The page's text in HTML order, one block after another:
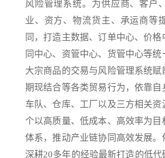
风险管理系统。为供应商、客户
业、资方、物流货主、承运商等
同，打造主数据、订单中心、价
同中心、资管中心、货管中心等
大宗商品的交易与风险管理系统赋
期现结合等各类贸易行为，依靠自
车队、仓库、工厂以及三方相关
个以高质量、低成本、高效率为目
体系，推动产业链协同高效发展
深耕20多年的经验最新打造的低